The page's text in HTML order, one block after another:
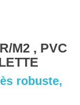
M2 , PVC
robuste,